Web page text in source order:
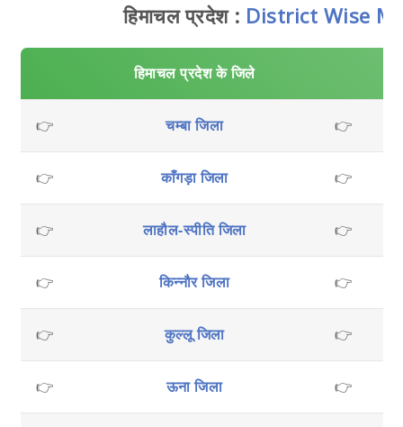
हिमाचल प्रदेश : District Wise
हिमाचल प्रदेश के जिले
👉 चम्बा जिला 👉
👉 काँगड़ा जिला 👉
👉 लाहौल-स्पीति जिला 👉
👉 किन्नौर जिला 👉
👉 कुल्लू जिला 👉
👉 ऊना जिला 👉